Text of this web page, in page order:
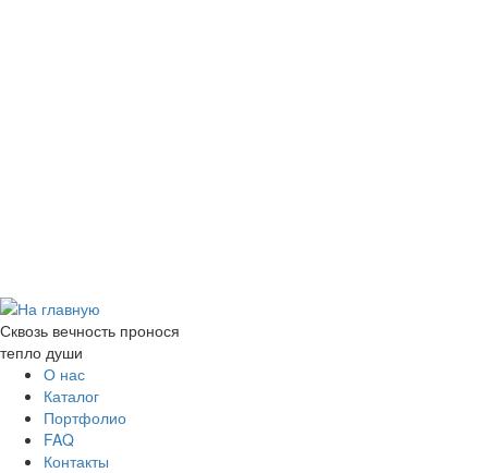
Сквозь вечность пронося
тепло души
О нас
Каталог
Портфолио
FAQ
Контакты